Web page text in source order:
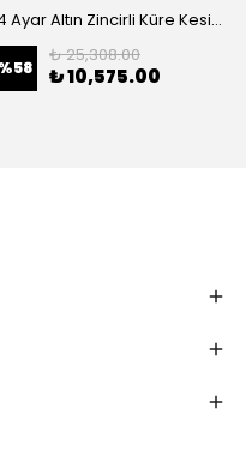
14 Ayar Altın Zincirli Küre Kesim Sıkma Kehribar Tesbih
%58
₺ 25,308.00
₺ 10,575.00